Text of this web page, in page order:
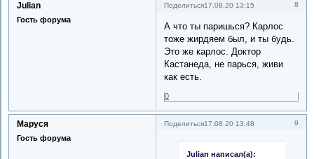
Поделиться 8
17.08.20 13:15
Julian
Гость форума
А что ты паришься? Карлос
тоже жирдяем был, и ты будь.
Это же карлос. Доктор
Кастанеда, не парься, живи
как есть.
0
Поделиться 9
17.08.20 13:48
Маруся
Гость форума
Julian написал(а):